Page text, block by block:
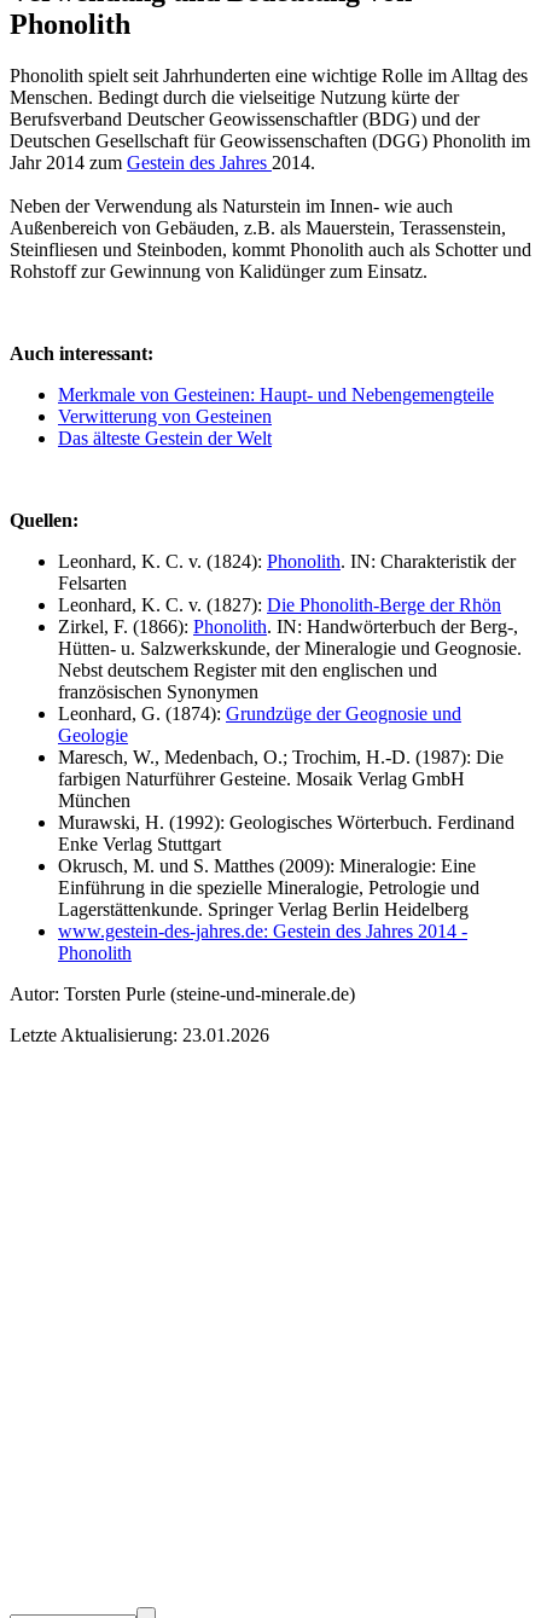
Phonolith
Phonolith spielt seit Jahrhunderten eine wichtige Rolle im Alltag des
Menschen. Bedingt durch die vielseitige Nutzung kürte der
Berufsverband Deutscher Geowissenschaftler (BDG) und der
Deutschen Gesellschaft für Geowissenschaften (DGG) Phonolith im
Jahr 2014 zum Gestein des Jahres 2014.
Neben der Verwendung als Naturstein im Innen- wie auch
Außenbereich von Gebäuden, z.B. als Mauerstein, Terassenstein,
Steinfliesen und Steinboden, kommt Phonolith auch als Schotter und
Rohstoff zur Gewinnung von Kalidünger zum Einsatz.
Auch interessant:
Merkmale von Gesteinen: Haupt- und Nebengemengteile
Verwitterung von Gesteinen
Das älteste Gestein der Welt
Quellen:
Leonhard, K. C. v. (1824): Phonolith. IN: Charakteristik der
Felsarten
Leonhard, K. C. v. (1827): Die Phonolith-Berge der Rhön
Zirkel, F. (1866): Phonolith. IN: Handwörterbuch der Berg-,
Hütten- u. Salzwerkskunde, der Mineralogie und Geognosie.
Nebst deutschem Register mit den englischen und
französischen Synonymen
Leonhard, G. (1874): Grundzüge der Geognosie und
Geologie
Maresch, W., Medenbach, O.; Trochim, H.-D. (1987): Die
farbigen Naturführer Gesteine. Mosaik Verlag GmbH
München
Murawski, H. (1992): Geologisches Wörterbuch. Ferdinand
Enke Verlag Stuttgart
Okrusch, M. und S. Matthes (2009): Mineralogie: Eine
Einführung in die spezielle Mineralogie, Petrologie und
Lagerstättenkunde. Springer Verlag Berlin Heidelberg
www.gestein-des-jahres.de: Gestein des Jahres 2014 -
Phonolith
Autor: Torsten Purle (steine-und-minerale.de)
Letzte Aktualisierung: 23.01.2026